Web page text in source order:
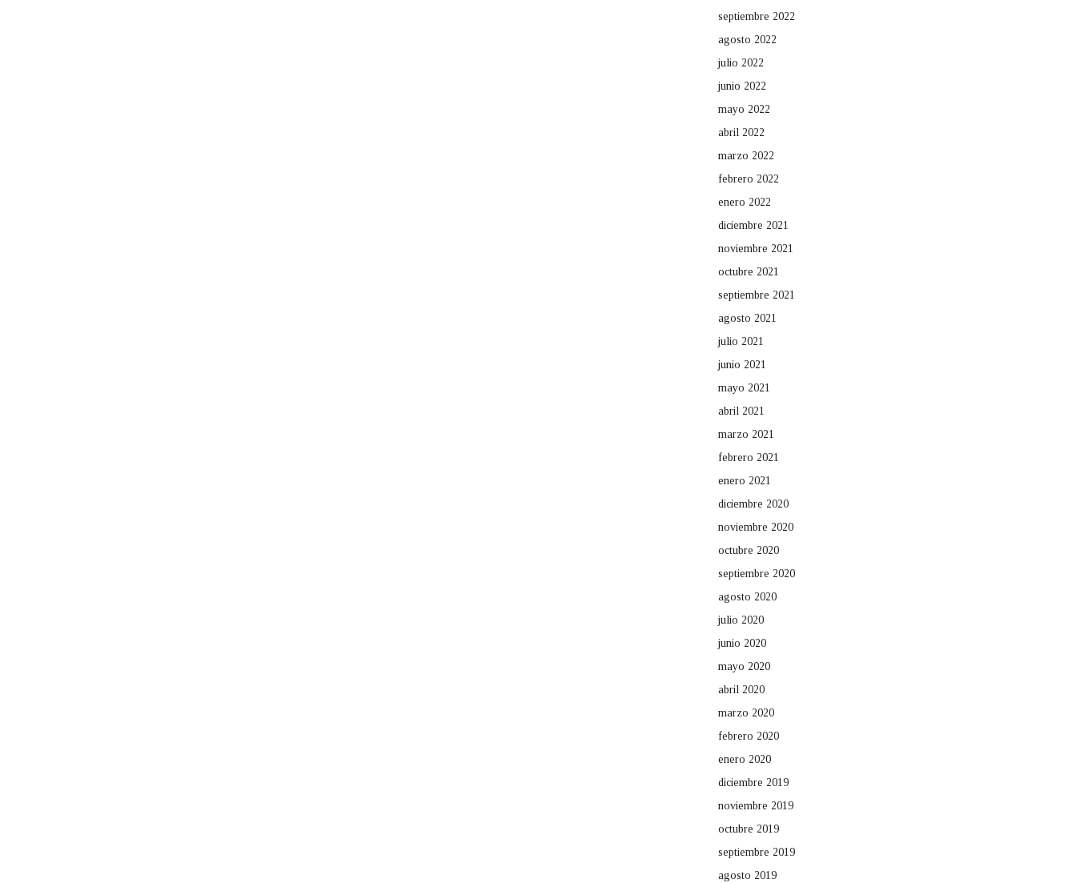
septiembre 2022
agosto 2022
julio 2022
junio 2022
mayo 2022
abril 2022
marzo 2022
febrero 2022
enero 2022
diciembre 2021
noviembre 2021
octubre 2021
septiembre 2021
agosto 2021
julio 2021
junio 2021
mayo 2021
abril 2021
marzo 2021
febrero 2021
enero 2021
diciembre 2020
noviembre 2020
octubre 2020
septiembre 2020
agosto 2020
julio 2020
junio 2020
mayo 2020
abril 2020
marzo 2020
febrero 2020
enero 2020
diciembre 2019
noviembre 2019
octubre 2019
septiembre 2019
agosto 2019